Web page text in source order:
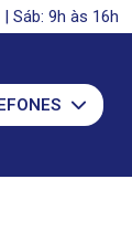
Sáb: 9h às 16h